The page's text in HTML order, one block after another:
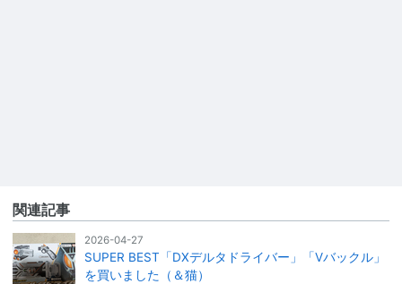
関連記事
2026-04-27
SUPER BEST「DXデルタドライバー」「Vバックル」
を買いました（＆猫）